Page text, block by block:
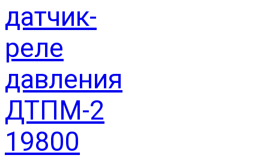
датчик-
реле
давления
ДТПМ-2
19800